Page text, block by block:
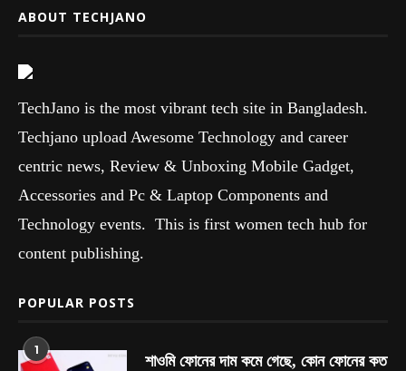
ABOUT TECHJANO
TechJano is the most vibrant tech site in Bangladesh.
Techjano upload Awesome Technology and career
centric news, Review & Unboxing Mobile Gadget,
Accessories and Pc & Laptop Components and
Technology events. This is first women tech hub for
content publishing.
POPULAR POSTS
1
শাওমি ফোনের দাম কমে গেছে, কোন ফোনের কত